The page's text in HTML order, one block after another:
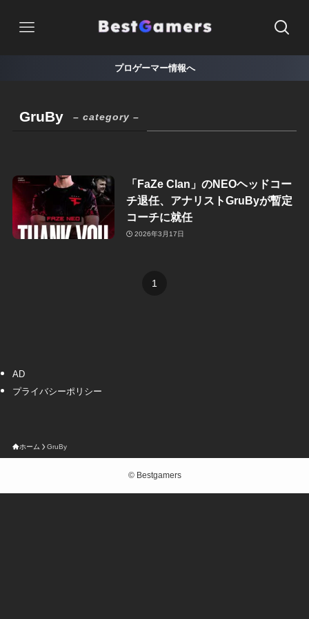
プロゲーマー情報へ
GruBy – category –
「FaZe Clan」のNEOヘッドコー
チ退任、アナリストGruByが暫定
コーチに就任
2026年3月17日
1
AD
プライバシーポリシー
ホーム GruBy
©Bestgamers